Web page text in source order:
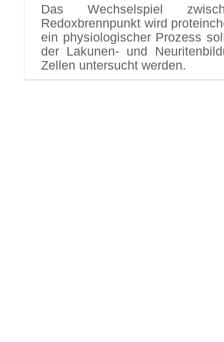
Das Wechselspiel
Redoxbrennpunkt wird
ein physiologischer Prozess
der Lakunen- und
Zellen untersucht werden.